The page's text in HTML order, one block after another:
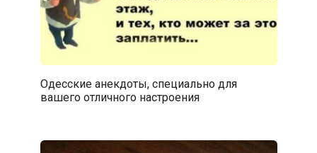
Одесские анекдоты, специально для
вашего отличного настроения